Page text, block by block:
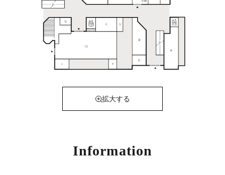
拡大する
Information